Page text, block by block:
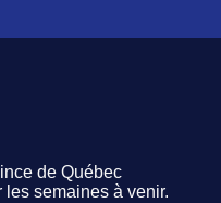
de Québec
les semaines à venir.